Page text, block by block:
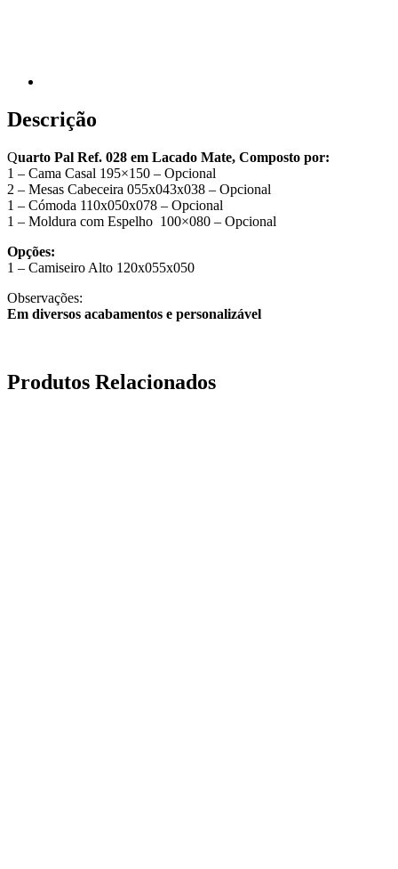
Descrição
Quarto Pal Ref. 028 em Lacado Mate, Composto por:
1 – Cama Casal 195×150 – Opcional
2 – Mesas Cabeceira 055x043x038 – Opcional
1 – Cómoda 110x050x078 – Opcional
1 – Moldura com Espelho 100×080 – Opcional
Opções:
1 – Camiseiro Alto 120x055x050
Observações:
Em diversos acabamentos e personalizável
Produtos Relacionados